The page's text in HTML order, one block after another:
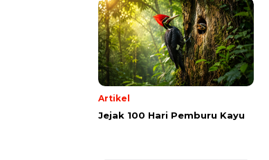
Artikel
Jejak 100 Hari Pemburu Kayu